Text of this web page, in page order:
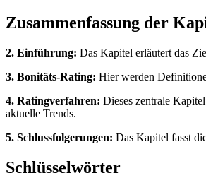
Zusammenfassung der
2. Einführung: Das Kapitel erläutert das
3. Bonitäts-Rating: Hier werden
4. Ratingverfahren: Dieses zentrale
aktuelle Trends.
5. Schlussfolgerungen: Das Kapitel fasst
Schlüsselwörter